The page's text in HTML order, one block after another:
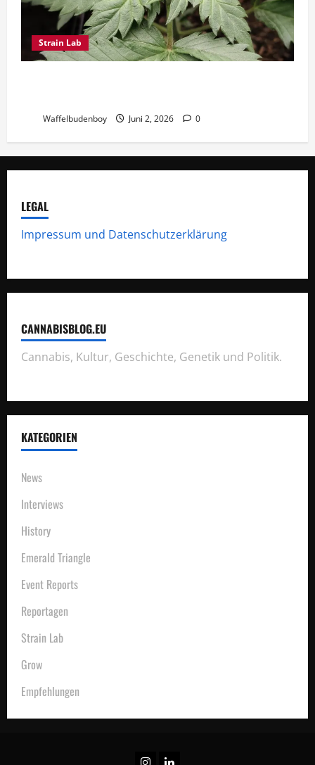
Strain Lab
Waffelbudenboy Juni 2, 2026 0
LEGAL
Impressum und Datenschutzerklärung
CANNABISBLOG.EU
Cannabis, Kultur, Geschichte, Genetik und Politik.
KATEGORIEN
News
Interviews
History
Emerald Triangle
Event Reports
Reportagen
Strain Lab
Grow
Empfehlungen
InstagramLinkedin